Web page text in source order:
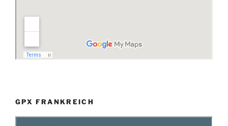
GPX FRANKREICH